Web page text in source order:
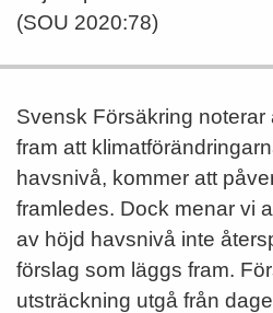
(SOU 2020:78)
Svensk Försäkring
fram att
havsnivå, kommer att
framledes. Dock menar vi
av höjd havsnivå inte
förslag som läggs fram.
utsträckning utgå från